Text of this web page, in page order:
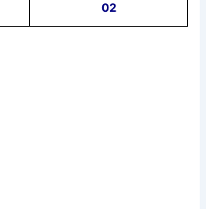
02